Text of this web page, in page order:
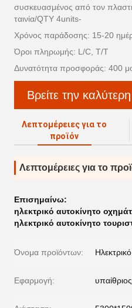
συσκευασμένος από τον
ταινία/QTY 4units-
Χρόνος παράδοσης: 15-20
Όροι πληρωμής: L/C, T/T
Δυνατότητα προσφοράς: 400
Βρείτε την καλύτερη
Λεπτομέρειες για το
προϊόν
Λεπτομέρειες για το
Επισημαίνω:
ηλεκτρικό αυτοκίνητο
ηλεκτρικό αυτοκίνητο
Όνομα προϊόντων:
Εφαρμογή: υπαίθριος